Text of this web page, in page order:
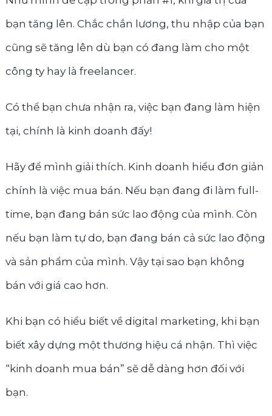
bạn tăng lên. Chắc chắn lương, thu nhập của bạn
cũng sẽ tăng lên dù bạn có đang làm cho một
công ty hay là freelancer.
Có thể bạn chưa nhận ra, việc bạn đang làm hiện
tại, chính là kinh doanh đấy!
Hãy để mình giải thích. Kinh doanh hiểu đơn giản
chính là việc mua bán. Nếu bạn đang đi làm full-
time, bạn đang bán sức lao động của mình. Còn
nếu bạn làm tự do, bạn đang bán cả sức lao động
và sản phẩm của mình. Vậy tại sao bạn không
bán với giá cao hơn.
Khi bạn có hiểu biết về digital marketing, khi bạn
biết xây dựng một thương hiệu cá nhận. Thì việc
“kinh doanh mua bán” sẽ dễ dàng hơn đối với
bạn.